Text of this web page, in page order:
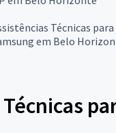
Técnicas
em Belo